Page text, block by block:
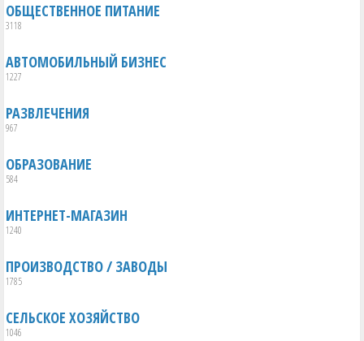
ОБЩЕСТВЕННОЕ ПИТАНИЕ
3118
АВТОМОБИЛЬНЫЙ БИЗНЕС
1227
РАЗВЛЕЧЕНИЯ
967
ОБРАЗОВАНИЕ
584
ИНТЕРНЕТ-МАГАЗИН
1240
ПРОИЗВОДСТВО / ЗАВОДЫ
1785
СЕЛЬСКОЕ ХОЗЯЙСТВО
1046